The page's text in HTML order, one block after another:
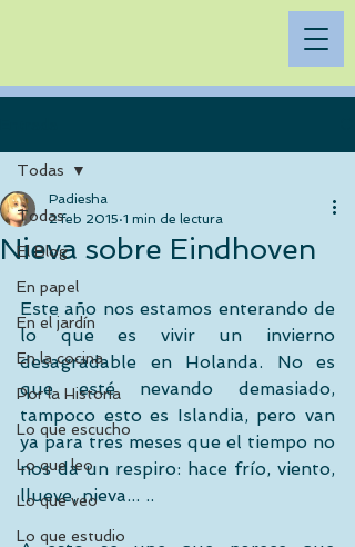
Todas
El Blog
En papel
En el jardín
En la cocina
Por la Historia
Lo que escucho
Lo que leo
Lo que veo
Lo que estudio
Todas
Nieva sobre Eindhoven
Padiesha
2 feb 2015 1 min de lectura
Este año nos estamos enterando de
lo que es vivir un invierno
desagradable en Holanda. No es
que esté nevando demasiado,
tampoco esto es Islandia, pero van
ya para tres meses que el tiempo no
nos da un respiro: hace frío, viento,
llueve, nieva... ..